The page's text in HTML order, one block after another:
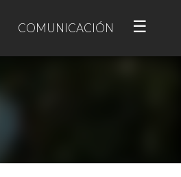
COMUNICACIÓN ☰